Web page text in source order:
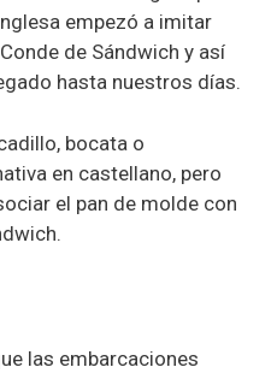
empezó a imitar
de Sándwich y así
hasta nuestros días.
bocata o
en castellano, pero
el pan de molde con
las embarcaciones